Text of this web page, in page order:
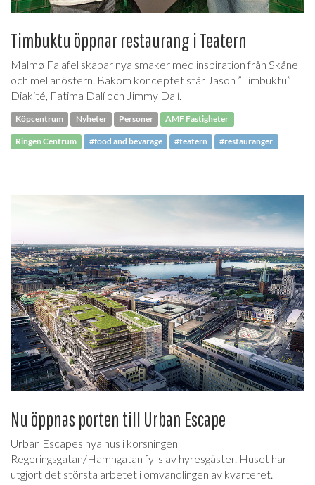
Timbuktu öppnar restaurang i Teatern
Malmø Falafel skapar nya smaker med inspiration från Skåne
och mellanöstern. Bakom konceptet står Jason ”Timbuktu”
Diakité, Fatima Dalí och Jimmy Dalí.
Köpcentrum Nyheter Personer AMF Fastigheter
Ringen Centrum #food and bevarage #teatern #restauranger
Nu öppnas porten till Urban Escape
Urban Escapes nya hus i korsningen
Regeringsgatan/Hamngatan fylls av hyresgäster. Huset har
utgjort det största arbetet i omvandlingen av kvarteret.